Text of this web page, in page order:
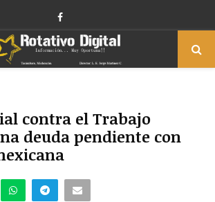
Facebook
contra el Trabajo
deuda pendiente con